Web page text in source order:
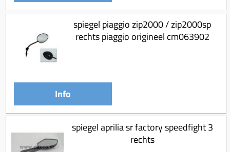
spiegel piaggio zip2000 / zip2000sp
rechts piaggio origineel cm063902
Info
spiegel aprilia sr factory speedfight 3
rechts